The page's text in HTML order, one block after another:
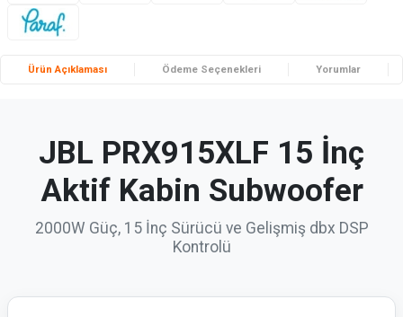
Ürün Açıklaması Ödeme Seçenekleri Yorumlar
JBL PRX915XLF 15 İnç
Aktif Kabin Subwoofer
2000W Güç, 15 İnç Sürücü ve Gelişmiş dbx DSP
Kontrolü